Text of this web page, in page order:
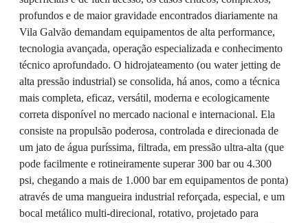
profundos e de maior gravidade encontrados diariamente na
Vila Galvão demandam equipamentos de alta performance,
tecnologia avançada, operação especializada e conhecimento
técnico aprofundado. O hidrojateamento (ou water jetting de
alta pressão industrial) se consolida, há anos, como a técnica
mais completa, eficaz, versátil, moderna e ecologicamente
correta disponível no mercado nacional e internacional. Ela
consiste na propulsão poderosa, controlada e direcionada de
um jato de água puríssima, filtrada, em pressão ultra-alta (que
pode facilmente e rotineiramente superar 300 bar ou 4.300
psi, chegando a mais de 1.000 bar em equipamentos de ponta)
através de uma mangueira industrial reforçada, especial, e um
bocal metálico multi-direcional, rotativo, projetado para